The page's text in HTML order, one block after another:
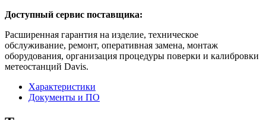
Доступный сервис поставщика:
Расширенная гарантия на изделие, техническое
обслуживание, ремонт, оперативная замена, монтаж
оборудования, организация процедуры поверки и калибровки
метеостанций Davis.
Характеристики
Документы и ПО